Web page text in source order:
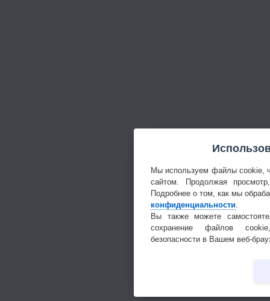
Мы используем файлы cookie,
сайтом. Продолжая
Подробнее о том, как мы
конфиденциальности
Вы также можете
сохранение файлов
безопасности в Вашем веб-